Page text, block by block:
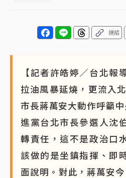
連結
【記者許皓婷／台北報
拉油風暴延燒，更流入
市長蔣萬安大動作呼籲
進黨台北市長參選人沈
轉責任，這不是政治口
該做的是坐鎮指揮、即
面說明。對此，蔣萬安